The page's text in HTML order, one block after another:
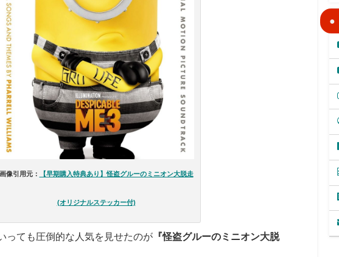
画像引用元： 【早期購入特典あり】怪盗グルーのミニオン大脱走
(オリジナルステッカー付)
っても圧倒的な人気を見せたのが 『怪盗グルーのミニオン大脱